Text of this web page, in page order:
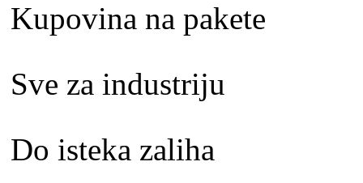
Kupovina na pakete
Sve za industriju
Do isteka zaliha